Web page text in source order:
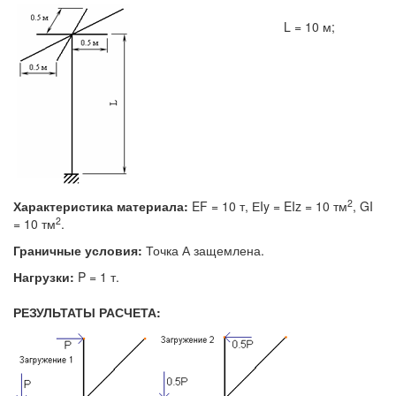
L = 10 м;
Характеристика материала: EF = 10 т, ЕIy = EIz = 10 тм2, GI
= 10 тм2.
Граничные условия: Точка А защемлена.
Нагрузки: P = 1 т.
РЕЗУЛЬТАТЫ РАСЧЕТА: